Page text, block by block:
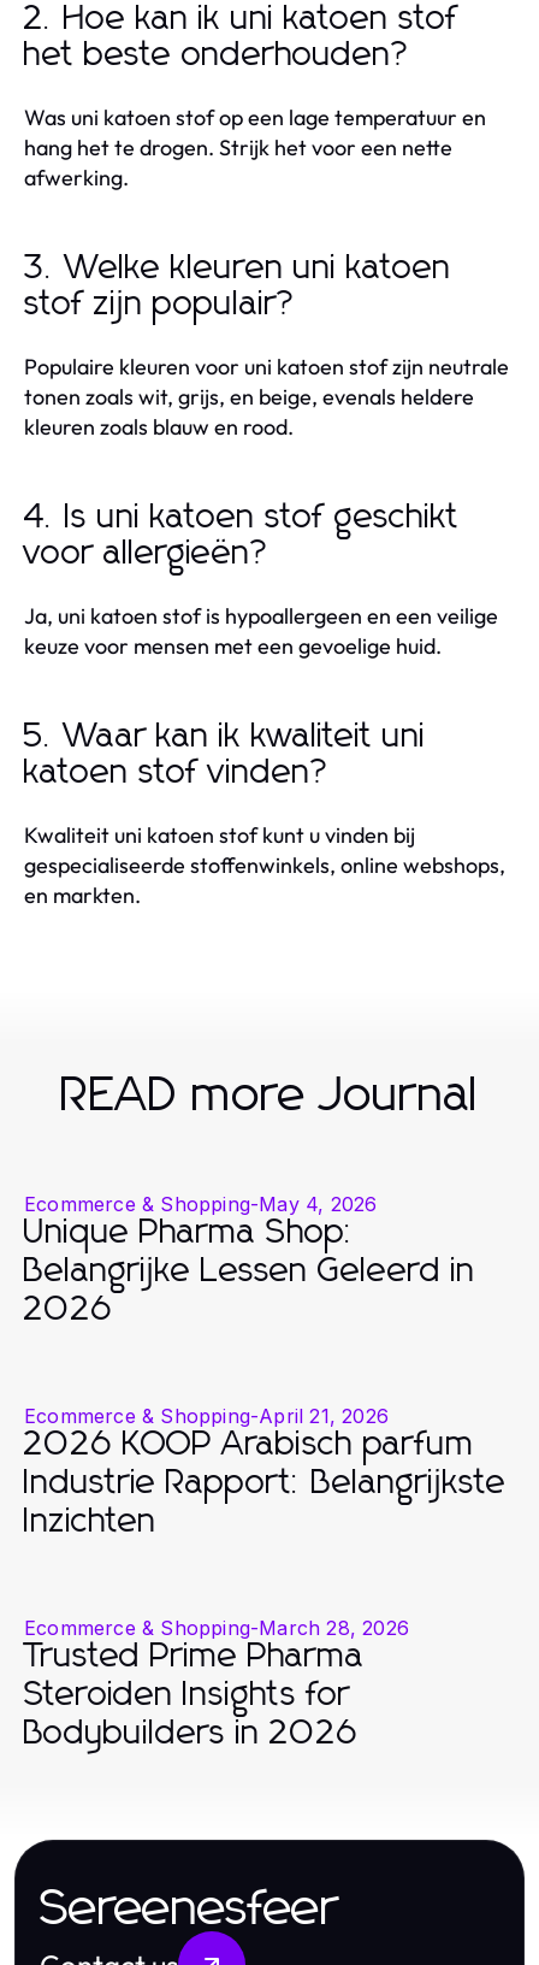
2. Hoe kan ik uni katoen stof
het beste onderhouden?
Was uni katoen stof op een lage temperatuur en
hang het te drogen. Strijk het voor een nette
afwerking.
3. Welke kleuren uni katoen
stof zijn populair?
Populaire kleuren voor uni katoen stof zijn neutrale
tonen zoals wit, grijs, en beige, evenals heldere
kleuren zoals blauw en rood.
4. Is uni katoen stof geschikt
voor allergieën?
Ja, uni katoen stof is hypoallergeen en een veilige
keuze voor mensen met een gevoelige huid.
5. Waar kan ik kwaliteit uni
katoen stof vinden?
Kwaliteit uni katoen stof kunt u vinden bij
gespecialiseerde stoffenwinkels, online webshops,
en markten.
READ more Journal
Ecommerce & Shopping-May 4, 2026
Unique Pharma Shop:
Belangrijke Lessen Geleerd in
2026
Ecommerce & Shopping-April 21, 2026
2026 KOOP Arabisch parfum
Industrie Rapport: Belangrijkste
Inzichten
Ecommerce & Shopping-March 28, 2026
Trusted Prime Pharma
Steroiden Insights for
Bodybuilders in 2026
Sereenesfeer